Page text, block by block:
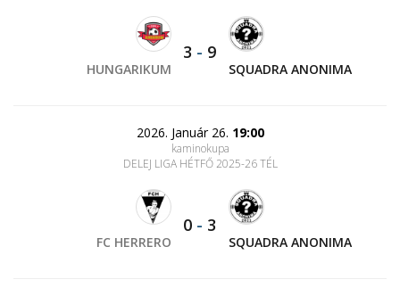
HUNGARIKUM
3 - 9
SQUADRA ANONIMA
2026. Január 26. 19:00
kaminokupa
DELEJ LIGA HÉTFŐ 2025-26 TÉL
FC HERRERO
0 - 3
SQUADRA ANONIMA